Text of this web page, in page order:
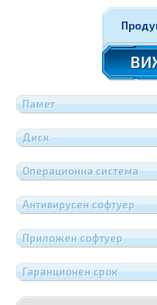
Памет
Диск
Операционна система
Антивирусен софтуер
Приложен софтуер
Гаранционен срок